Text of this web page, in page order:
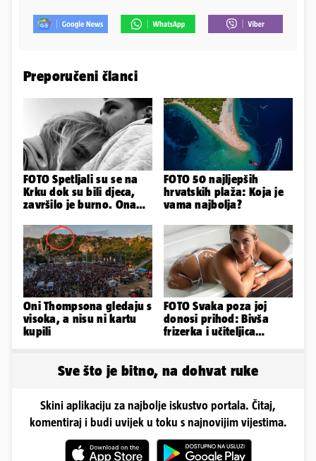
Preporučeni članci
FOTO Spetljali su se na
Krku dok su bili djeca,
završilo je burno. Ona
FOTO 50 najljepših
hrvatskih plaža: Koja je
vama najbolja?
Oni Thompsona gledaju s
visoka, a nisu ni kartu
kupili
FOTO Svaka poza joj
donosi prihod: Bivša
frizerka i učiteljica
Sve što je bitno, na dohvat ruke
Skini aplikaciju za najbolje iskustvo portala. Čitaj,
komentiraj i budi uvijek u toku s najnovijim vijestima.